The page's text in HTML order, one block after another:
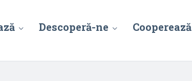
Descoperă-ne Cooperează